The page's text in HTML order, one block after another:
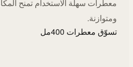
معطرات سهلة الاستخدام تمنح
ومتوازنة.
تسوّق معطرات 400مل